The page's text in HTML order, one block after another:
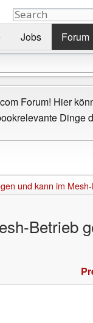
Jobs Forum
Forum! Hier
Dinge
und kann im
Betrieb